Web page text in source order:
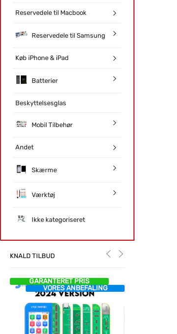
Reservedele til Macbook
Reservedele til Samsung
Køb iPhone & iPad
Batterier
Beskyttelsesglas
Mobil Tilbehør
Andet
Skærme
Værktøj
Ikke kategoriseret
KNALD TILBUD
GARANTERET PRIS
VORES ANBEFALING